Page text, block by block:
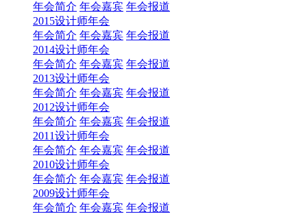
年会简介 年会嘉宾 年会报道
2015设计师年会
年会简介 年会嘉宾 年会报道
2014设计师年会
年会简介 年会嘉宾 年会报道
2013设计师年会
年会简介 年会嘉宾 年会报道
2012设计师年会
年会简介 年会嘉宾 年会报道
2011设计师年会
年会简介 年会嘉宾 年会报道
2010设计师年会
年会简介 年会嘉宾 年会报道
2009设计师年会
年会简介 年会嘉宾 年会报道